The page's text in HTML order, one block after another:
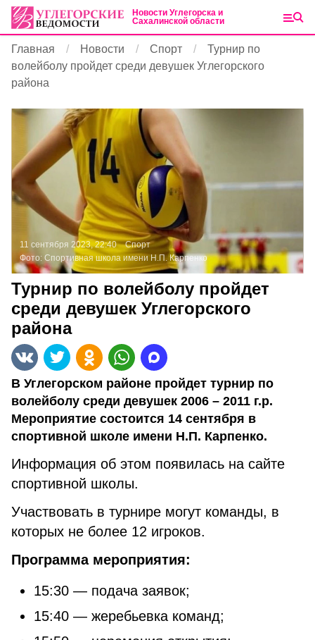
Новости Углегорска и
Сахалинской области
Главная Новости Спорт
Турнир по
волейболу пройдет среди девушек Углегорского
района
11 сентября 2023, 22:40
Спорт
Фото: Спортивная школа имени Н.П. Карпенко
Турнир по волейболу пройдет
среди девушек Углегорского
района
В Углегорском районе пройдет турнир по
волейболу среди девушек 2006 – 2011 г.р.
Мероприятие состоится 14 сентября в
спортивной школе имени Н.П. Карпенко.
Информация об этом появилась на сайте
спортивной школы.
Участвовать в турнире могут команды, в
которых не более 12 игроков.
Программа мероприятия:
15:30 — подача заявок;
15:40 — жеребьевка команд;